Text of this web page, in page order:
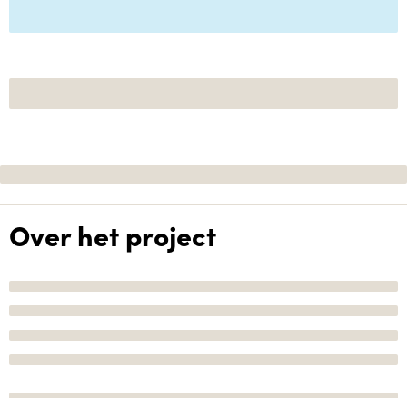
Over het project